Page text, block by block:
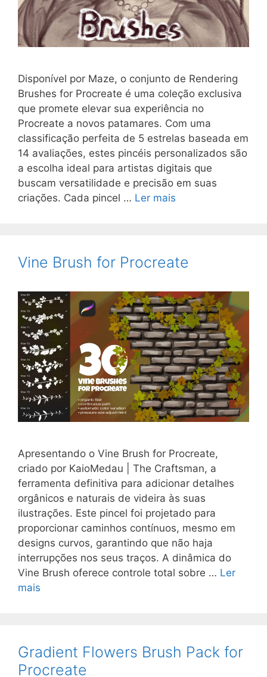
Disponível por Maze, o conjunto de Rendering
Brushes for Procreate é uma coleção exclusiva
que promete elevar sua experiência no
Procreate a novos patamares. Com uma
classificação perfeita de 5 estrelas baseada em
14 avaliações, estes pincéis personalizados são
a escolha ideal para artistas digitais que
buscam versatilidade e precisão em suas
criações. Cada pincel … Ler mais
Vine Brush for Procreate
Apresentando o Vine Brush for Procreate,
criado por KaioMedau | The Craftsman, a
ferramenta definitiva para adicionar detalhes
orgânicos e naturais de videira às suas
ilustrações. Este pincel foi projetado para
proporcionar caminhos contínuos, mesmo em
designs curvos, garantindo que não haja
interrupções nos seus traços. A dinâmica do
Vine Brush oferece controle total sobre … Ler
mais
Gradient Flowers Brush Pack for
Procreate